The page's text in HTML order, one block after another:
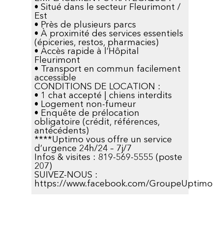
• Situé dans le secteur Fleurimont /
Est
• Près de plusieurs parcs
• À proximité des services essentiels
(épiceries, restos, pharmacies)
• Accès rapide à l’Hôpital
Fleurimont
• Transport en commun facilement
accessible
CONDITIONS DE LOCATION :
• 1 chat accepté | chiens interdits
• Logement non-fumeur
• Enquête de prélocation
obligatoire (crédit, références,
antécédents)
****Uptimo vous offre un service
d’urgence 24h/24 – 7j/7
Infos & visites : 819-569-5555 (poste
207)
SUIVEZ-NOUS :
https://www.facebook.com/GroupeUptimo